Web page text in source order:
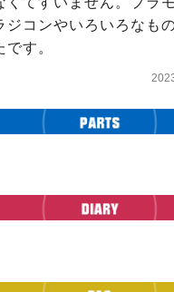
ジコンやいろいろなも
です。